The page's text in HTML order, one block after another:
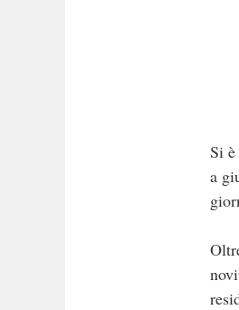
Si
a